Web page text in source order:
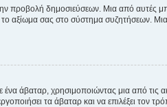
προβολή δημοσιεύσεων. Μια από αυτές
αξίωμα σας στο σύστημα συζητήσεων.
άβαταρ, χρησιμοποιώντας μια από
τα άβαταρ και να επιλέξει τον